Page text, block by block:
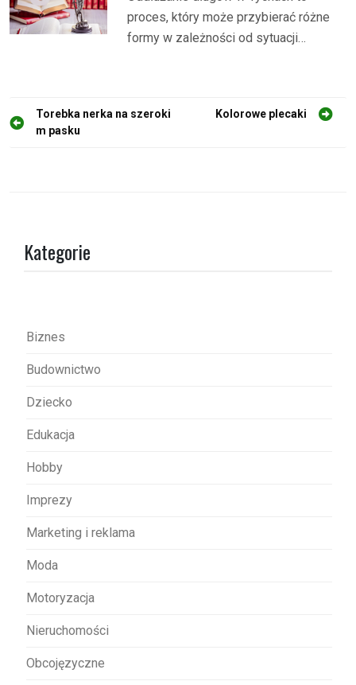
proces, który może przybierać różne
formy w zależności od sytuacji…
N
Torebka nerka na szeroki
m pasku
Kolorowe plecaki
Kategorie
Biznes
Budownictwo
Dziecko
Edukacja
Hobby
Imprezy
Marketing i reklama
Moda
Motoryzacja
Nieruchomości
Obcojęzyczne